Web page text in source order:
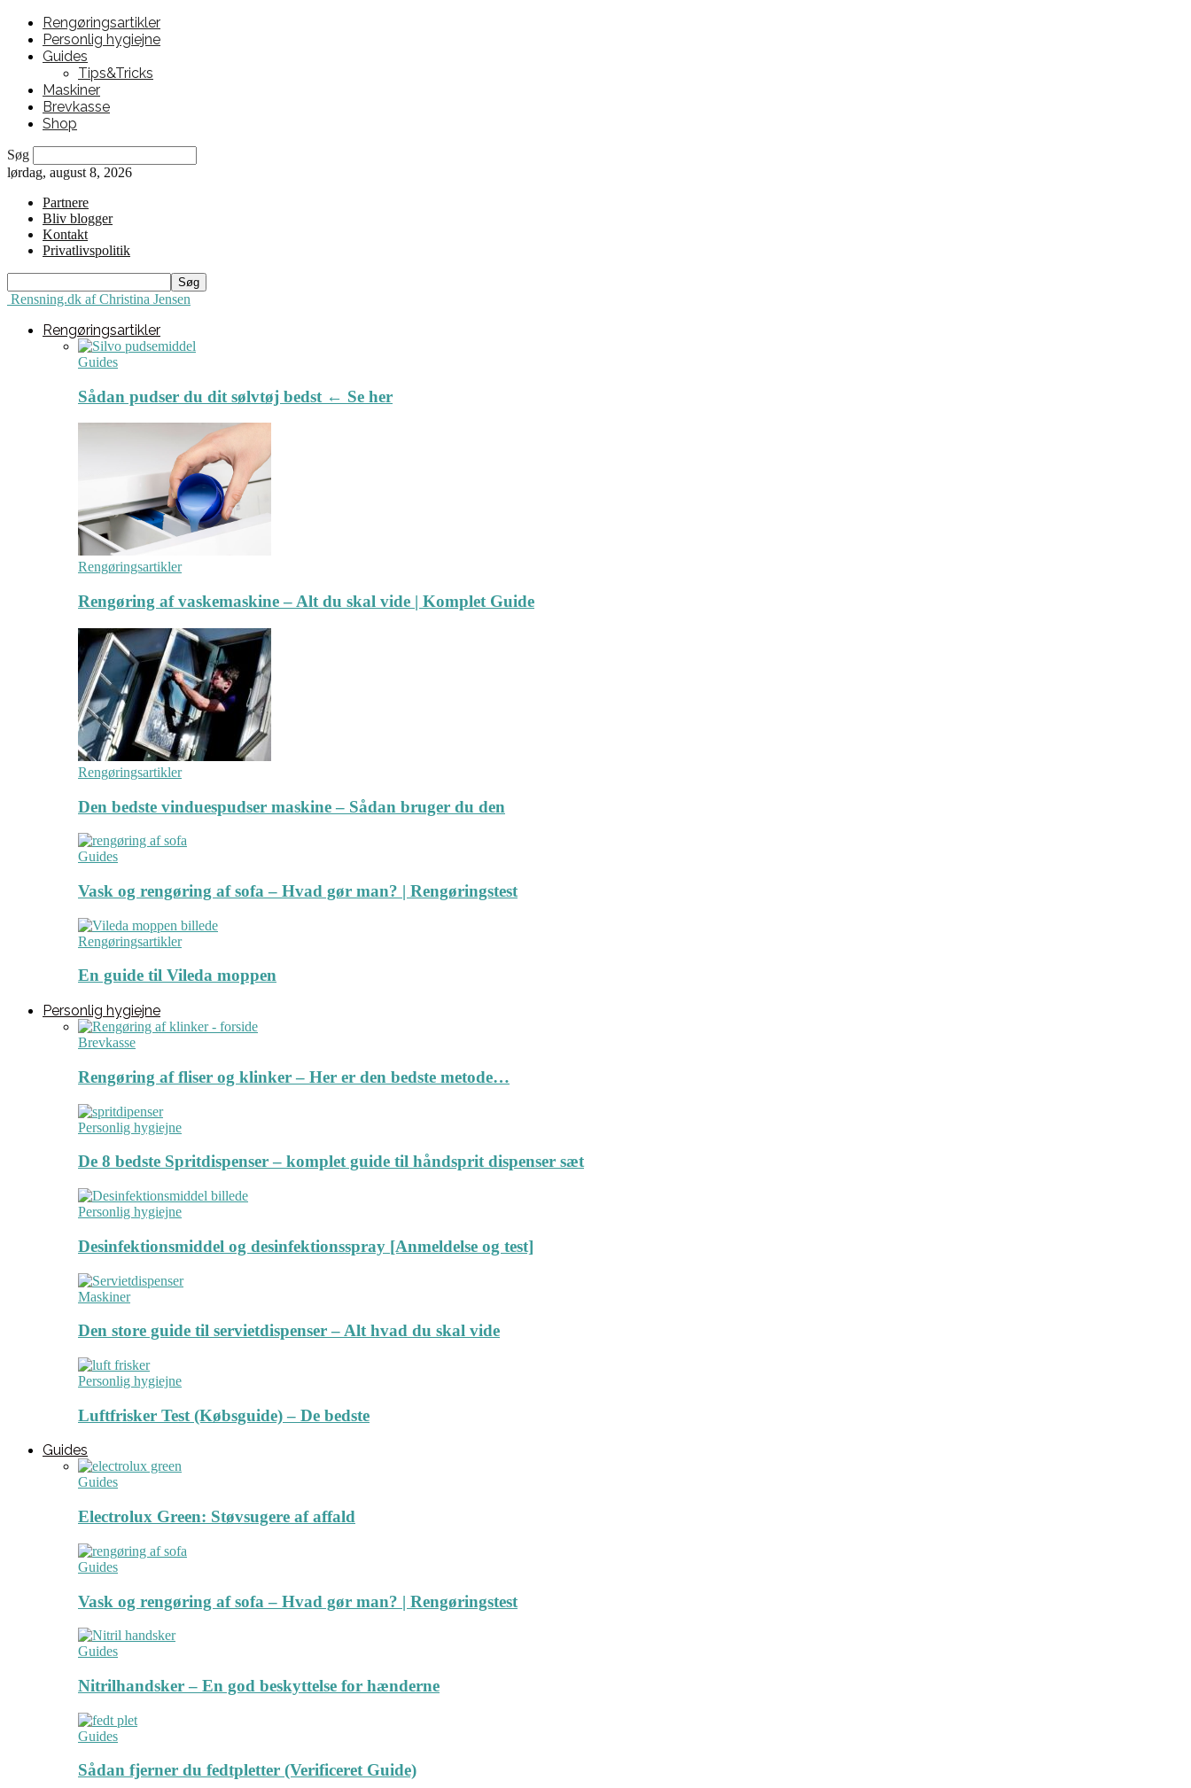
Rengøringsartikler
Personlig hygiejne
Guides
Tips&Tricks
Maskiner
Brevkasse
Shop
Søg
lørdag, august 8, 2026
Partnere
Bliv blogger
Kontakt
Privatlivspolitik
Rensning.dk af Christina Jensen
Rengøringsartikler
Guides
Sådan pudser du dit sølvtøj bedst ← Se her
Rengøringsartikler
Rengøring af vaskemaskine – Alt du skal vide | Komplet Guide
Rengøringsartikler
Den bedste vinduespudser maskine – Sådan bruger du den
Guides
Vask og rengøring af sofa – Hvad gør man? | Rengøringstest
Rengøringsartikler
En guide til Vileda moppen
Personlig hygiejne
Brevkasse
Rengøring af fliser og klinker – Her er den bedste metode…
Personlig hygiejne
De 8 bedste Spritdispenser – komplet guide til håndsprit dispenser sæt
Personlig hygiejne
Desinfektionsmiddel og desinfektionsspray [Anmeldelse og test]
Maskiner
Den store guide til servietdispenser – Alt hvad du skal vide
Personlig hygiejne
Luftfrisker Test (Købsguide) – De bedste
Guides
Guides
Electrolux Green: Støvsugere af affald
Guides
Vask og rengøring af sofa – Hvad gør man? | Rengøringstest
Guides
Nitrilhandsker – En god beskyttelse for hænderne
Guides
Sådan fjerner du fedtpletter (Verificeret Guide)